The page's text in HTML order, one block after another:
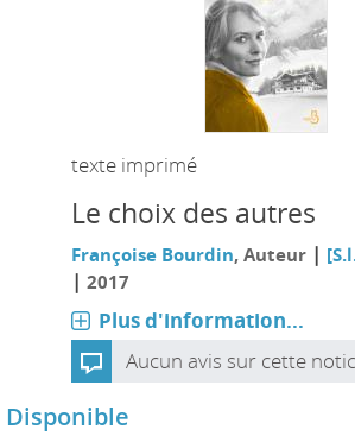
texte imprimé
Le choix des autres
Françoise Bourdin, Auteur |
| 2017
Plus d'information...
Aucun avis sur cette
Disponible